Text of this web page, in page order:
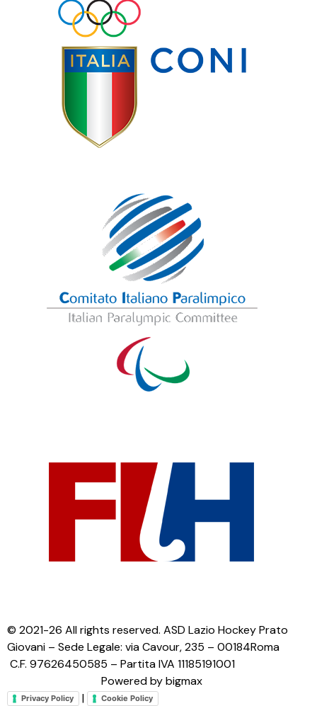
© 2021-26 All rights reserved. ASD Lazio Hockey Prato
Giovani – Sede Legale: via Cavour, 235 – 00184Roma
C.F. 97626450585 – Partita IVA 11185191001
Powered by bigmax
Privacy Policy | Cookie Policy